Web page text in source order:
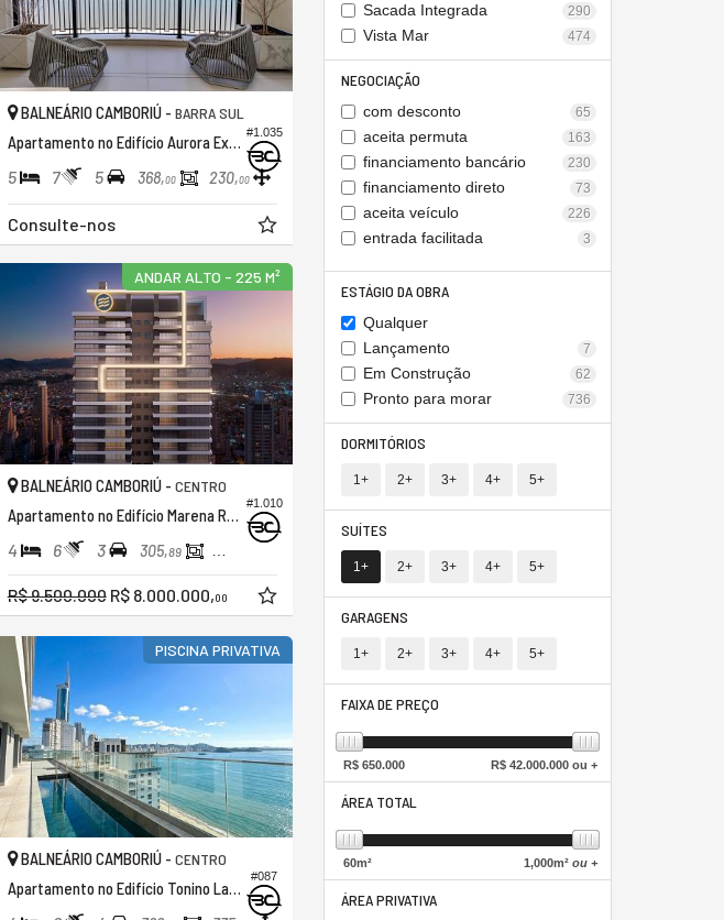
Sacada Integrada 290
Vista Mar 474
NEGOCIAÇÃO
com desconto 65
aceita permuta 163
financiamento bancário 230
financiamento direto 73
aceita veículo 226
entrada facilitada 3
ESTÁGIO DA OBRA
Qualquer
Lançamento
7
Em Construção 62
Pronto para morar 736
DORMITÓRIOS
1+ 2+ 3+ 4+ 5+
SUÍTES
1+ 2+ 3+ 4+ 5+
GARAGENS
1+ 2+ 3+ 4+ 5+
FAIXA DE PREÇO
R$ 650.000 R$42.000.000 ou +
ÁREA TOTAL
60m² 1,000m²ou +
ÁREA PRIVATIVA
#1.035
BALNEÁRIO CAMBORIÚ - BARRA SUL
Apartamento no Edifício Aurora Exclusive Home
5 7 5 368,00 230,00
Consulte-nos
ANDAR ALTO - 225 M²
#1.010
BALNEÁRIO CAMBORIÚ - CENTRO
Apartamento no Edifício Marena Residence
4 6 3 305,89 225,
R$ 9.500.000 R$ 8.000.000,00
PISCINA PRIVATIVA
#087
BALNEÁRIO CAMBORIÚ - CENTRO
Apartamento no Edifício Tonino Lamborghini Residences